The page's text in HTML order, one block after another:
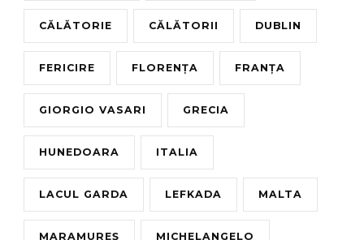
CĂLĂTORIE CĂLĂTORII DUBLIN
FERICIRE FLORENȚA FRANȚA
GIORGIO VASARI GRECIA
HUNEDOARA ITALIA
LACUL GARDA LEFKADA MALTA
MARAMUREȘ MICHELANGELO